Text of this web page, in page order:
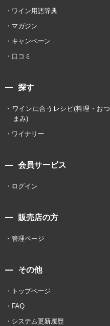
ワイン用語辞典
マガジン
キャンペーン
口コミ
探す
ワインに合うレシピ(料理・おつ
まみ)
ワイナリー
会員サービス
ログイン
販売店の方
管理ページ
その他
トップページ
FAQ
システム更新履歴